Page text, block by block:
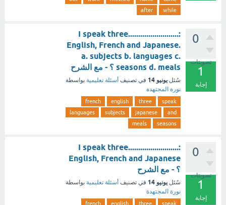
while
after
0
تصويتات
1
إجابة
I speak three.........................:
English, French and Japanese.
a. subjects b. languages c.
seasons d. meals ؟ - مع الشرح
سُئل يونيو 14 في تصنيف أسئلة تعليمية بواسطة
نورة المجتهدة
speak
three
english
french
and
japanese
subjects
languages
seasons
meals
0
تصويتات
1
إجابة
I speak three.........................:
English, French and Japanese
؟ - مع الشرح
سُئل يونيو 14 في تصنيف أسئلة تعليمية بواسطة
نورة المجتهدة
speak
three
english
french